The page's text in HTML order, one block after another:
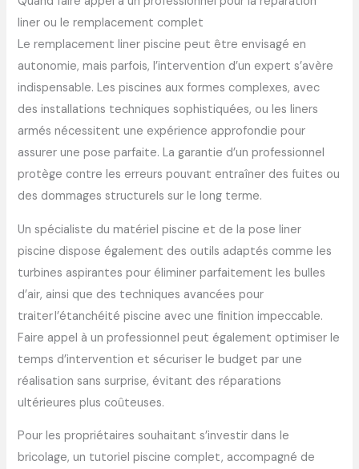
liner ou le remplacement complet
Le remplacement liner piscine peut être envisagé en
autonomie, mais parfois, l’intervention d’un expert s’avère
indispensable. Les piscines aux formes complexes, avec
des installations techniques sophistiquées, ou les liners
armés nécessitent une expérience approfondie pour
assurer une pose parfaite. La garantie d’un professionnel
protège contre les erreurs pouvant entraîner des fuites ou
des dommages structurels sur le long terme.
Un spécialiste du matériel piscine et de la pose liner
piscine dispose également des outils adaptés comme les
turbines aspirantes pour éliminer parfaitement les bulles
d’air, ainsi que des techniques avancées pour
traiter l’étanchéité piscine avec une finition impeccable.
Faire appel à un professionnel peut également optimiser le
temps d’intervention et sécuriser le budget par une
réalisation sans surprise, évitant des réparations
ultérieures plus coûteuses.
Pour les propriétaires souhaitant s’investir dans le
bricolage, un tutoriel piscine complet, accompagné de